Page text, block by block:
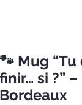
🐾 Mug
finir… si ?”
Bordeaux